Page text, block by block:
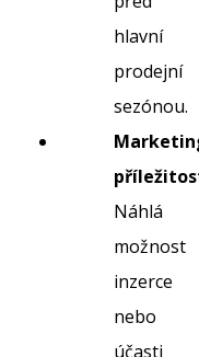
hlavní
prodejní
sezónou.
Náhlá
možnost
inzerce
nebo
účasti